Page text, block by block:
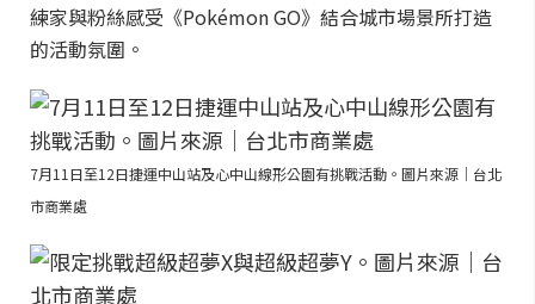
練家與粉絲感受《Pokémon GO》結合城市場景所打造
的活動氛圍。
7月11日至12日捷運中山站及心中山線形公園有挑戰活動。圖片來源｜台北
市商業處